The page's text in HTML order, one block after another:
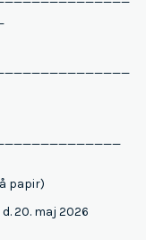
papir)
20. maj 2026